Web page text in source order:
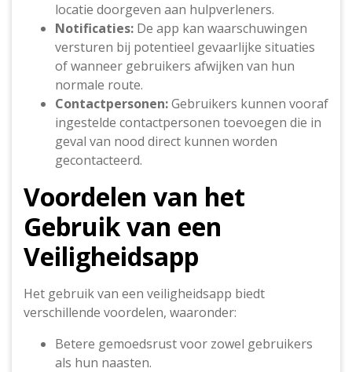
locatie doorgeven aan hulpverleners.
Notificaties: De app kan waarschuwingen
versturen bij potentieel gevaarlijke situaties
of wanneer gebruikers afwijken van hun
normale route.
Contactpersonen:Gebruikers kunnen vooraf
ingestelde contactpersonen toevoegen die in
geval van nood direct kunnen worden
gecontacteerd.
Voordelen van het
Gebruik van een
Veiligheidsapp
Het gebruik van een veiligheidsapp biedt
verschillende voordelen, waaronder:
Betere gemoedsrust voor zowel gebruikers
als hun naasten.